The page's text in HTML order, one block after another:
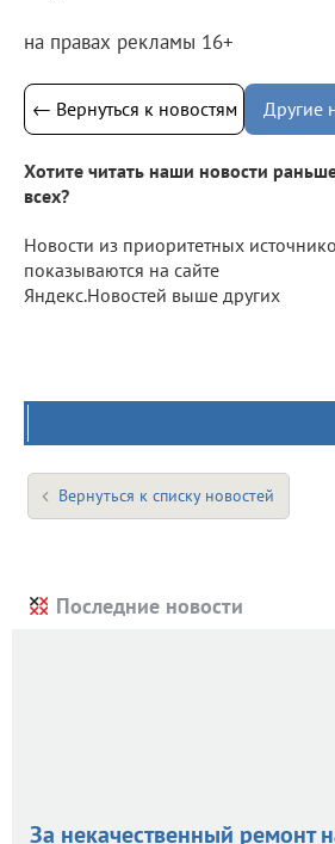
на правах рекламы 16+
← Вернуться к новостям Другие
Хотите читать наши новости
всех?
Новости из приоритетных
показываются на сайте
Яндекс.Новостей выше других
Вернуться к списку новостей
Последние новости
За некачественный ремонт